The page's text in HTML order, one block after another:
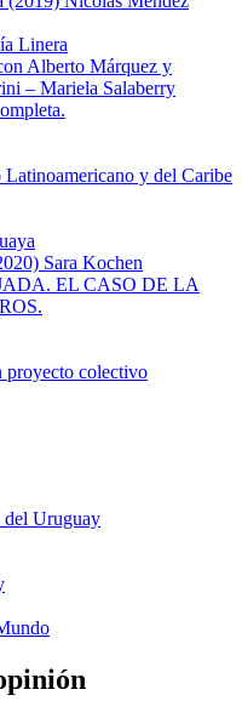
Linera
Alberto Márquez y
– Mariela Salaberry
Latinoamericano y del Caribe
Sara Kochen
EL CASO DE LA
proyecto colectivo
Uruguay